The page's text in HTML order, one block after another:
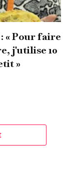
« Pour faire
j'utilise 10
»